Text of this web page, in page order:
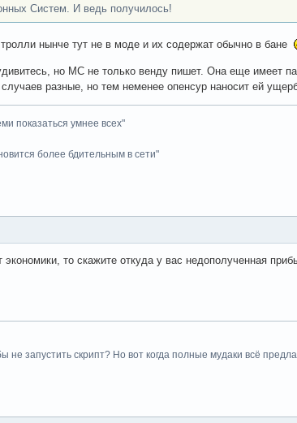
Систем. И ведь получилось!
нынче тут не в моде и их содержат обычно в бане
но МС не только венду пишет. Она еще имеет
разные, но тем неменее опенсур наносит ей
показаться умнее всех"
более бдительным в сети"
то скажите откуда у вас недополученная
не запустить скрипт? Но вот когда полные мудаки всё